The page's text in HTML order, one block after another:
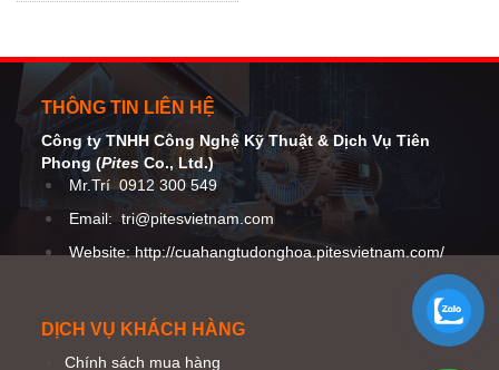
THÔNG TIN LIÊN HỆ
Công ty TNHH Công Nghệ Kỹ Thuật& Dịch Vụ Tiên
Phong (Pites Co., Ltd.)
Mr.Trí 0912 300 549
Email:tri@pitesvietnam.com
Website: http://cuahangtudonghoa.pitesvietnam.com/
DỊCH VỤ KHÁCH HÀNG
Chính sách mua hàng